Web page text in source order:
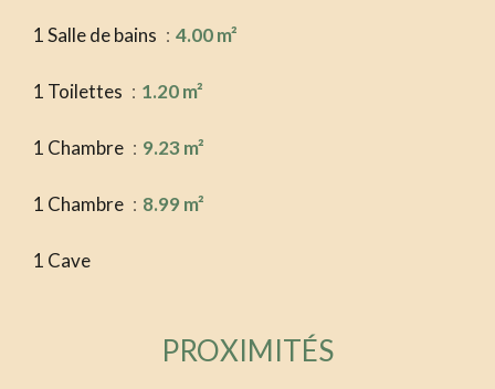
1 Salle de bains 4.00 m²
1 Toilettes 1.20 m²
1 Chambre 9.23 m²
1 Chambre 8.99 m²
1 Cave
PROXIMITÉS